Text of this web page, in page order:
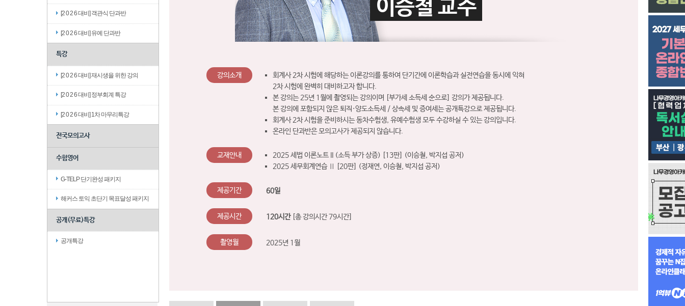
[2 0 2 6 대비] 객관식 단과반
[2 0 2 6 대비] 유예 단과반
특강
[2 0 2 6 대비] 재시생을 위한 강의
[2 0 2 6 대비] 정부회계 특강
[2 0 2 6 대비] 1차 마무리특강
전국모의고사
수험영어
G-TELP 단기완성 패키지
해커스 토익 초단기 목표달성 패키지
공개(무료)특강
공개특강
이승철 교수
강의소개
회계사 2차 시험에 해당하는 이론강의를 통하여 단기간에 이론학습과 실전연습을 동시에 익혀
2차 시험에 완벽히 대비하고자 합니다.
본 강의는 25년 1월에 촬영되는 강의이며 [부가세 소득세 순으로] 강의가 제공됩니다.
본 강의에 포함되지 않은 퇴직·양도소득세 / 상속세 및 증여세는 공개특강으로 제공됩니다.
회계사 2차 시험을 준비하시는 동차수험생, 유예수험생 모두 수강하실 수 있는 강의입니다.
온라인 단과반은 모의고사가 제공되지 않습니다.
교재안내
2025 세법 이론노트 II (소득 부가 상증) [13판] (이승철, 박지섭 공저)
2025 세무회계연습 Ⅱ [20판] (정재연, 이승철, 박지섭 공저)
제공기간 60일
제공시간 120시간[총 강의시간 79시간]
촬영월 2025년 1월